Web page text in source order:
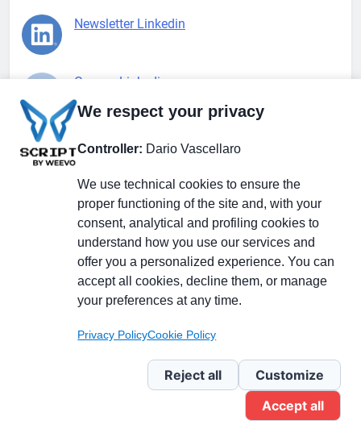
Newsletter Linkedin
Gruppo Linkedin
Pagina Facebook
X.com
Il Giornale delle PMI.
Testata giornalistica
registrata al Tribunale di
Milano n. 353 del 19
novembre 2013 Powered By
Privacy PolicyCookie
We respect your privacy
Controller: Dario Vascellaro
We use technical cookies to ensure the
proper functioning of the site and, with your
consent, analytical and profiling cookies to
understand how you use our services and
offer you a personalized experience. You can
accept all cookies, decline them, or manage
your preferences at any time.
Privacy PolicyCookie Policy
Reject all
Customize
Accept all